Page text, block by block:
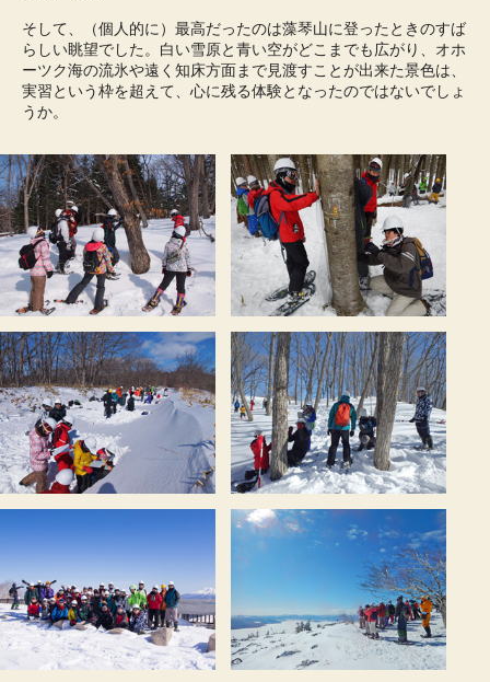
そして、（個人的に）最高だったのは藻琴山に登ったときのすば
らしい眺望でした。白い雪原と青い空がどこまでも広がり、オホ
ーツク海の流氷や遠く知床方面まで見渡すことが出来た景色は、
実習という枠を超えて、心に残る体験となったのではないでしょ
うか。